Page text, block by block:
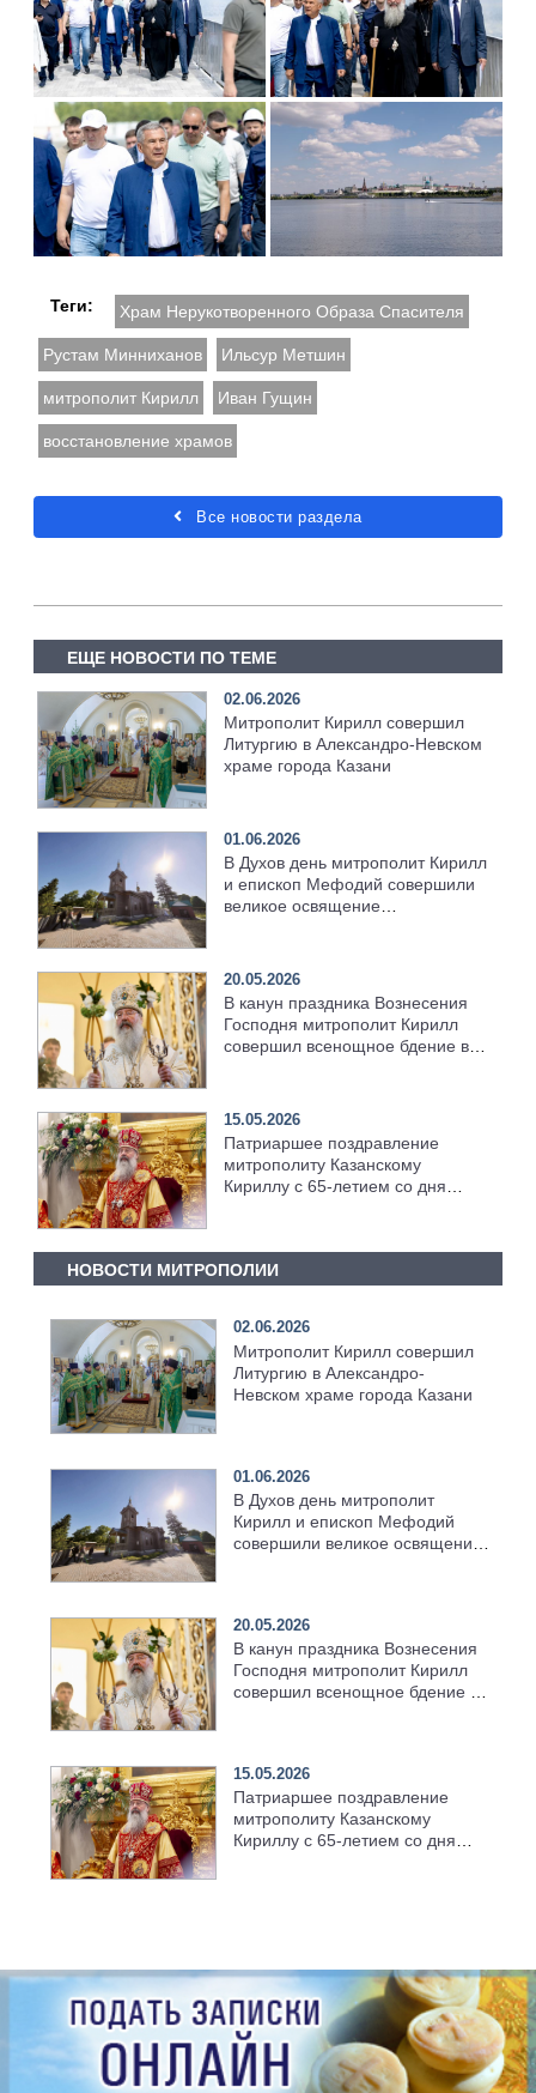
Теги: Храм Нерукотворенного Образа Спасителя
Рустам Минниханов Ильсур Метшин
митрополит Кирилл Иван Гущин
восстановление храмов
Все новости раздела
ЕЩЕ НОВОСТИ ПО ТЕМЕ
02.06.2026
Митрополит Кирилл совершил
Литургию в Александро-Невском
храме города Казани
01.06.2026
В Духов день митрополит Кирилл
и епископ Мефодий совершили
великое освящение
20.05.2026
В канун праздника Вознесения
Господня митрополит Кирилл
совершил всенощное бдение в
15.05.2026
Патриаршее поздравление
митрополиту Казанскому
Кириллу с 65-летием со дня
НОВОСТИ МИТРОПОЛИИ
02.06.2026
Митрополит Кирилл совершил
Литургию в Александро-
Невском храме города Казани
01.06.2026
В Духов день митрополит
Кирилл и епископ Мефодий
совершили великое освящение
20.05.2026
В канун праздника Вознесения
Господня митрополит Кирилл
совершил всенощное бдение в
15.05.2026
Патриаршее поздравление
митрополиту Казанскому
Кириллу с 65-летием со дня